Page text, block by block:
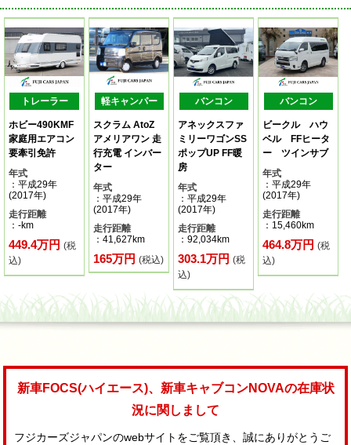
トレーラー
ホビー490KMF
家庭用エアコン
要牽引免許
年式
：平成29年
(2017年)
走行距離
：-km
449.4万円 (税
込)
軽キャンパー
スクラム AtoZ
アメリアワン 走
行充電 インバー
ター
年式
：平成29年
(2017年)
走行距離
：41,627km
165万円(税込)
バンコン
アネックスファ
ミリーワゴンSS
ポップUP FF暖
房
年式
：平成29年
(2017年)
走行距離
：92,034km
303.1万円(税
込)
バンコン
ビークル ハウ
ベル FFヒータ
ー ツインサブ
年式
：平成29年
(2017年)
走行距離
：15,460km
464.8万円(税
込)
新車FOCS(ハイエース)、新車キャブコンNOVAの在庫状
況に関しまして
フジカーズジャパンのwebサイトをご覧頂き、誠にありがとうご